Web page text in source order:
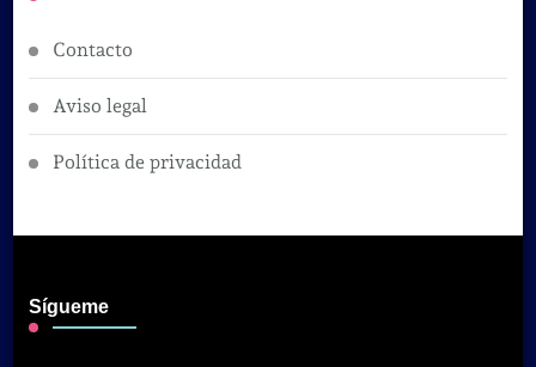
Contacto
Aviso legal
Política de privacidad
Sígueme